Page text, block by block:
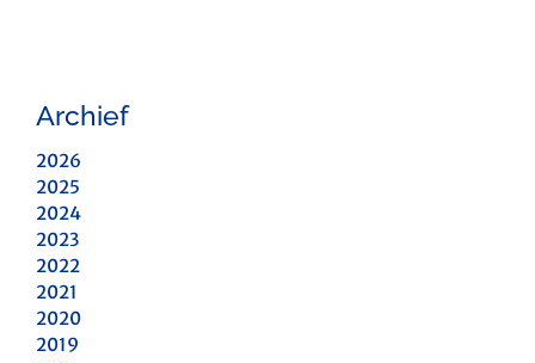
Archief
2026
2025
2024
2023
2022
2021
2020
2019